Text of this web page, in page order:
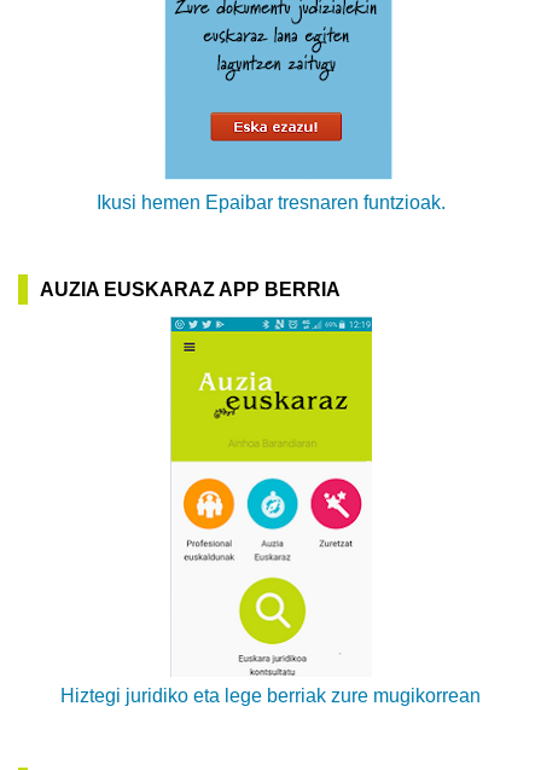
Ikusi hemen Epaibar tresnaren funtzioak.
AUZIA EUSKARAZ APP BERRIA
Hiztegi juridiko eta lege berriak zure mugikorrean